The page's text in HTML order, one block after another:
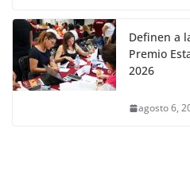
Definen a
Premio
2026
agosto 6,